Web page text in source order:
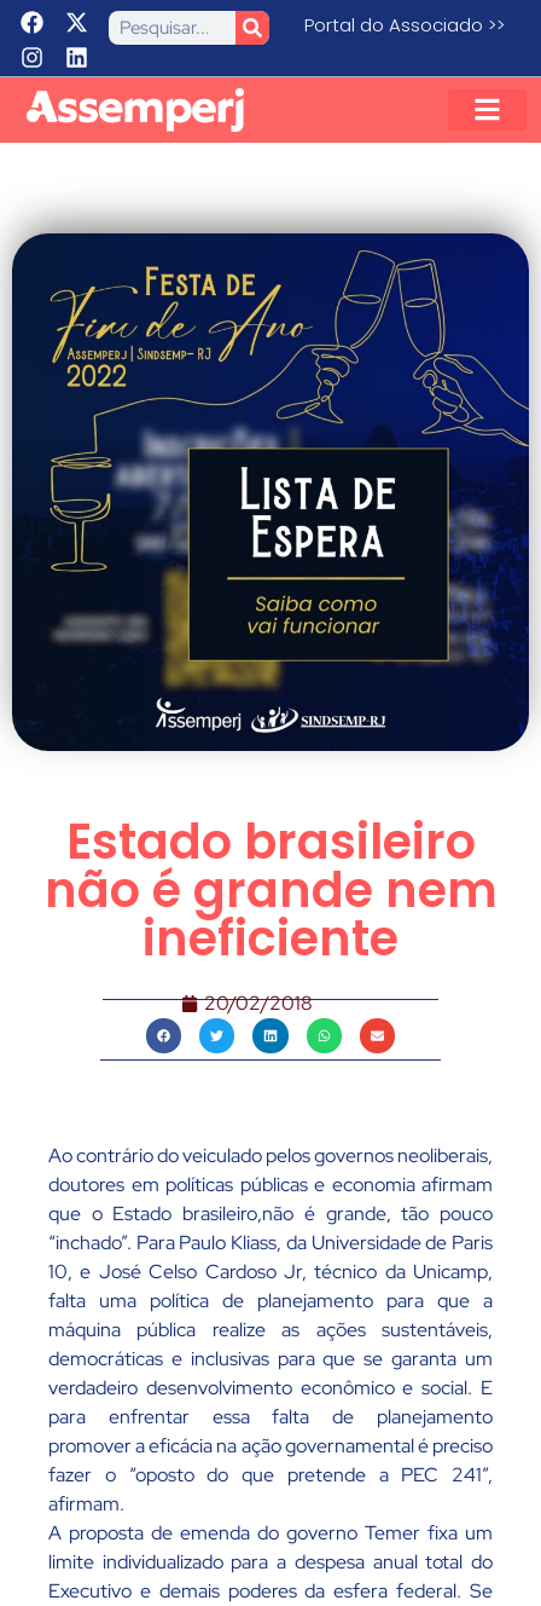
Portal do Associado >>
Estado brasileiro
não é grande nem
ineficiente
20/02/2018
Ao contrário do veiculado pelos governos neoliberais,
doutores em políticas públicas e economia afirmam
que o Estado brasileiro,não é grande, tão pouco
“inchado”. Para Paulo Kliass, da Universidade de Paris
10, e José Celso Cardoso Jr, técnico da Unicamp,
falta uma política de planejamento para que a
máquina pública realize as ações sustentáveis,
democráticas e inclusivas para que se garanta um
verdadeiro desenvolvimento econômico e social. E
para enfrentar essa falta de planejamento
promover a eficácia na ação governamental é preciso
fazer o “oposto do que pretende a PEC 241”,
afirmam.
A proposta de emenda do governo Temer fixa um
limite individualizado para a despesa anual total do
Executivo e demais poderes da esfera federal. Se